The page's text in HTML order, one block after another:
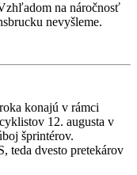
na náročnosť
nevyšleme.
konajú v rámci
12. augusta v
šprintérov.
teda dvesto pretekárov